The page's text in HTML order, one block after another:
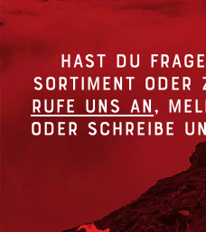
Hast du
Sortiment oder
Rufe uns an,
oder schreibe